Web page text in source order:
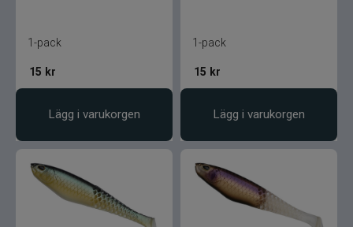
1-pack
15 kr
Lägg i varukorgen
1-pack
15 kr
Lägg i varukorgen